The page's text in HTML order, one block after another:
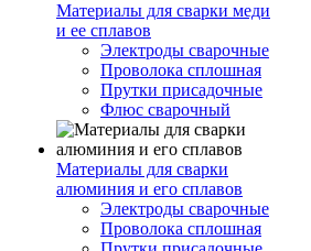
Материалы для сварки меди
и ее сплавов
Электроды сварочные
Проволока сплошная
Прутки присадочные
Флюс сварочный
Материалы для сварки
алюминия и его сплавов
Электроды сварочные
Проволока сплошная